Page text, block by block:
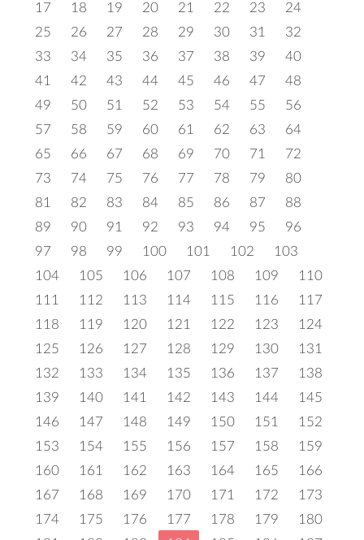
17
18 19 20 21 22 23
24
25
26 27 28 29 30 31
32
33
34 35 36 37 38 39
40
41
42 43 44 45 46 47
48
49
50 51 52 53 54 55
56
57
58 59 60 61 62 63
64
65
66 67 68 69 70 71
72
73
74 75 76 77 78 79
80
81
82 83 84 85 86 87
88
89
90 91 92 93 94 95
96
97
98 99 100 101 102
103
104
105 106 107 108 109
110
111
112 113 114 115 116
117
118
119 120 121 122 123
124
125
126 127 128 129 130
131
132
133 134 135 136 137
138
139
140 141 142 143 144
145
146
147 148 149 150 151
152
153
154 155 156 157 158
159
160
161 162 163 164 165
166
167
168 169 170 171 172
173
174
175 176 177 178 179
180